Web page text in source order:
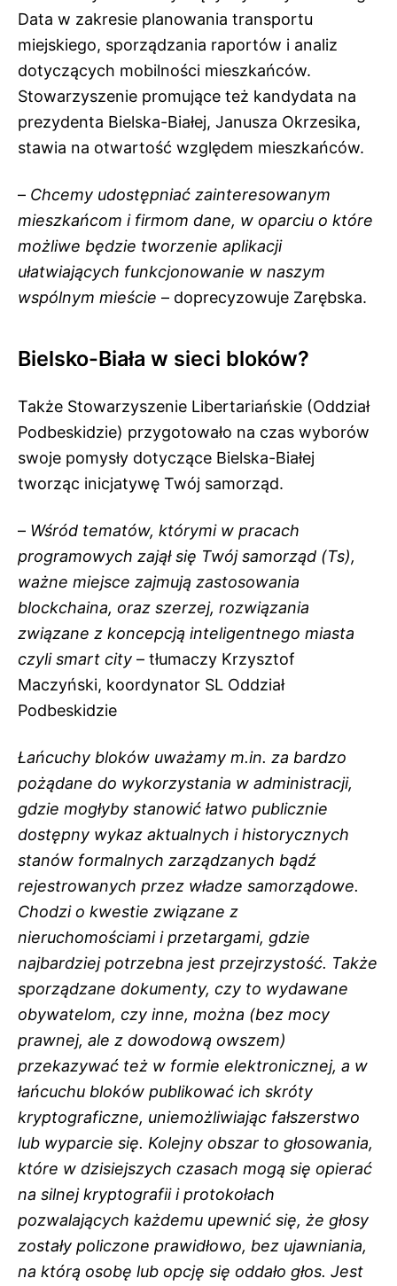
Data w zakresie planowania transportu
miejskiego, sporządzania raportów i analiz
dotyczących mobilności mieszkańców.
Stowarzyszenie promujące też kandydata na
prezydenta Bielska-Białej, Janusza Okrzesika,
stawia na otwartość względem mieszkańców.
– Chcemy udostępniać zainteresowanym
mieszkańcom i firmom dane, w oparciu o które
możliwe będzie tworzenie aplikacji
ułatwiających funkcjonowanie w naszym
wspólnym mieście – doprecyzowuje Zarębska.
Bielsko-Biała w sieci bloków?
Także Stowarzyszenie Libertariańskie (Oddział
Podbeskidzie) przygotowało na czas wyborów
swoje pomysły dotyczące Bielska-Białej
tworząc inicjatywę Twój samorząd.
– Wśród tematów, którymi w pracach
programowych zajął się Twój samorząd (Ts),
ważne miejsce zajmują zastosowania
blockchaina, oraz szerzej, rozwiązania
związane z koncepcją inteligentnego miasta
czyli smart city – tłumaczy Krzysztof
Maczyński, koordynator SL Oddział
Podbeskidzie
Łańcuchy bloków uważamy m.in. za bardzo
pożądane do wykorzystania w administracji,
gdzie mogłyby stanowić łatwo publicznie
dostępny wykaz aktualnych i historycznych
stanów formalnych zarządzanych bądź
rejestrowanych przez władze samorządowe.
Chodzi o kwestie związane z
nieruchomościami i przetargami, gdzie
najbardziej potrzebna jest przejrzystość. Także
sporządzane dokumenty, czy to wydawane
obywatelom, czy inne, można (bez mocy
prawnej, ale z dowodową owszem)
przekazywać też w formie elektronicznej, a w
łańcuchu bloków publikować ich skróty
kryptograficzne, uniemożliwiając fałszerstwo
lub wyparcie się. Kolejny obszar to głosowania,
które w dzisiejszych czasach mogą się opierać
na silnej kryptografii i protokołach
pozwalających każdemu upewnić się, że głosy
zostały policzone prawidłowo, bez ujawniania,
na którą osobę lub opcję się oddało głos. Jest